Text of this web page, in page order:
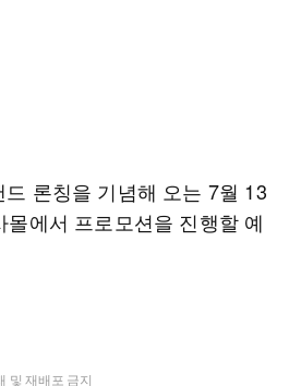
론칭을 기념해 오는 7월 13
에서 프로모션을 진행할 예
및 재배포 금지